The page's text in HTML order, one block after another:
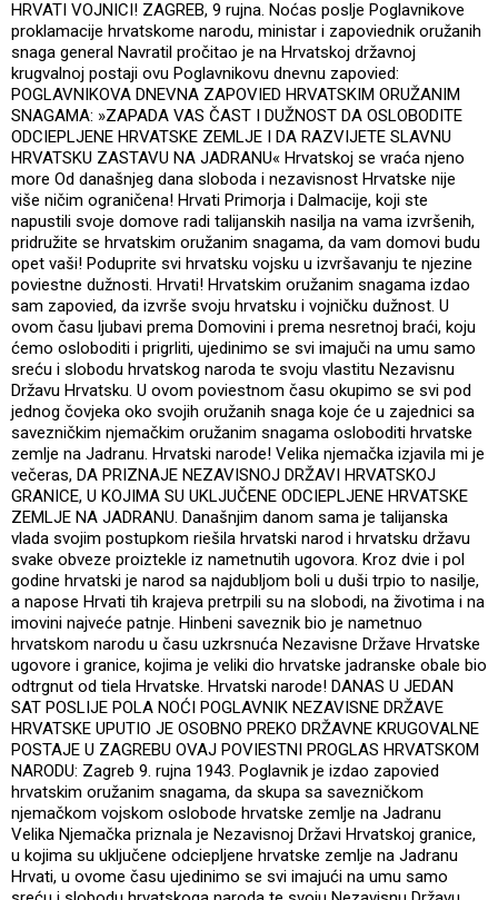
HRVATI VOJNICI! ZAGREB, 9 rujna. Noćas poslje Poglavnikove
proklamacije hrvatskome narodu, ministar i zapoviednik oružanih
snaga general Navratil pročitao je na Hrvatskoj državnoj
krugvalnoj postaji ovu Poglavnikovu dnevnu zapovied:
POGLAVNIKOVA DNEVNA ZAPOVIED HRVATSKIM ORUŽANIM
SNAGAMA: »ZAPADA VAS ČAST I DUŽNOST DA OSLOBODITE
ODCIEPLJENE HRVATSKE ZEMLJE I DA RAZVIJETE SLAVNU
HRVATSKU ZASTAVU NA JADRANU« Hrvatskoj se vraća njeno
more Od današnjeg dana sloboda i nezavisnost Hrvatske nije
više ničim ograničena! Hrvati Primorja i Dalmacije, koji ste
napustili svoje domove radi talijanskih nasilja na vama izvršenih,
pridružite se hrvatskim oružanim snagama, da vam domovi budu
opet vaši! Poduprite svi hrvatsku vojsku u izvršavanju te njezine
poviestne dužnosti. Hrvati! Hrvatskim oružanim snagama izdao
sam zapovied, da izvrše svoju hrvatsku i vojničku dužnost. U
ovom času ljubavi prema Domovini i prema nesretnoj braći, koju
ćemo osloboditi i prigrliti, ujedinimo se svi imajuči na umu samo
sreću i slobodu hrvatskog naroda te svoju vlastitu Nezavisnu
Državu Hrvatsku. U ovom poviestnom času okupimo se svi pod
jednog čovjeka oko svojih oružanih snaga koje će u zajednici sa
savezničkim njemačkim oružanim snagama osloboditi hrvatske
zemlje na Jadranu. Hrvatski narode! Velika njemačka izjavila mi je
večeras, DA PRIZNAJE NEZAVISNOJ DRŽAVI HRVATSKOJ
GRANICE, U KOJIMA SU UKLJUČENE ODCIEPLJENE HRVATSKE
ZEMLJE NA JADRANU. Današnjim danom sama je talijanska
vlada svojim postupkom riešila hrvatski narod i hrvatsku državu
svake obveze proiztekle iz nametnutih ugovora. Kroz dvie i pol
godine hrvatski je narod sa najdubljom boli u duši trpio to nasilje,
a napose Hrvati tih krajeva pretrpili su na slobodi, na životima i na
imovini najveće patnje. Hinbeni saveznik bio je nametnuo
hrvatskom narodu u času uzkrsnuća Nezavisne Države Hrvatske
ugovore i granice, kojima je veliki dio hrvatske jadranske obale bio
odtrgnut od tiela Hrvatske. Hrvatski narode! DANAS U JEDAN
SAT POSLIJE POLA NOĆI POGLAVNIK NEZAVISNE DRŽAVE
HRVATSKE UPUTIO JE OSOBNO PREKO DRŽAVNE KRUGOVALNE
POSTAJE U ZAGREBU OVAJ POVIESTNI PROGLAS HRVATSKOM
NARODU: Zagreb 9. rujna 1943. Poglavnik je izdao zapovied
hrvatskim oružanim snagama, da skupa sa savezničkom
njemačkom vojskom oslobode hrvatske zemlje na Jadranu
Velika Njemačka priznala je Nezavisnoj Državi Hrvatskoj granice,
u kojima su uključene odciepljene hrvatske zemlje na Jadranu
Hrvati, u ovome času ujedinimo se svi imajući na umu samo